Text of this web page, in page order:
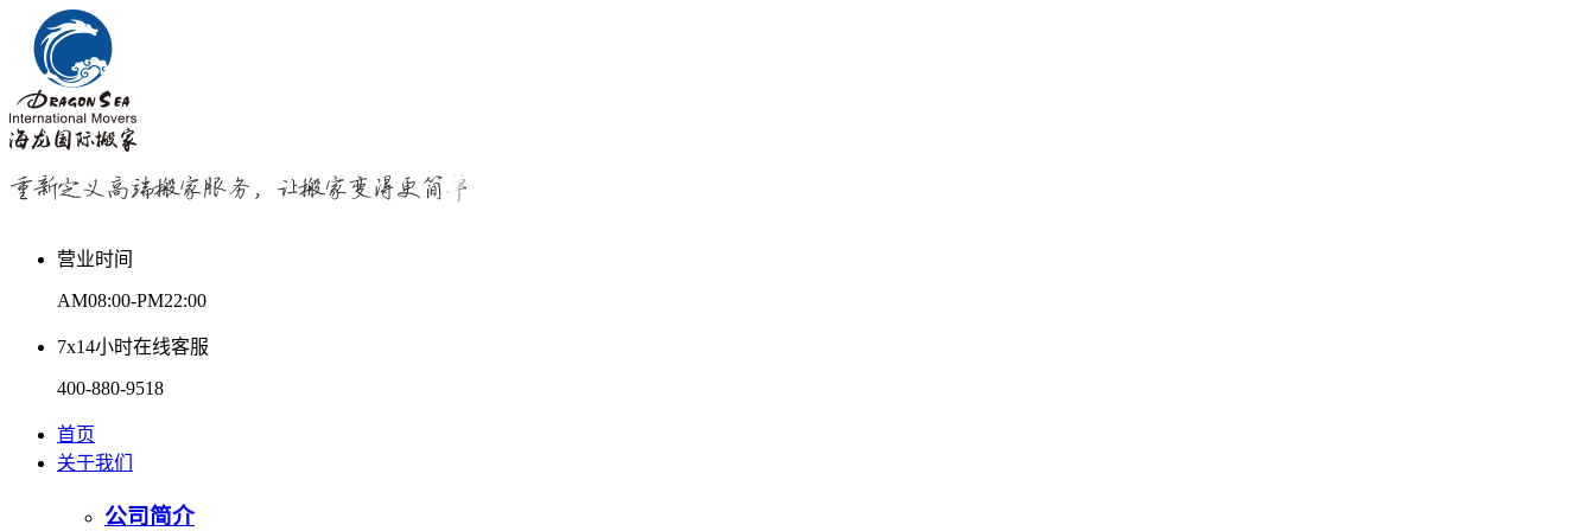
营业时间
AM08:00-PM22:00
7x14小时在线客服
400-880-9518
首页
关于我们
公司简介